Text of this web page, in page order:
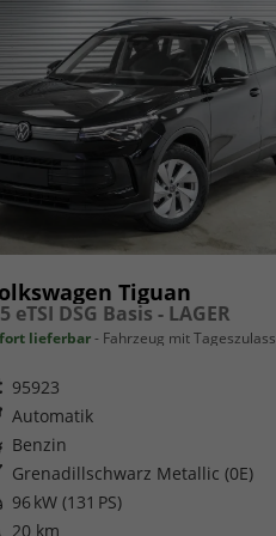
Tiguan
eTSI DSG Basis - LAGER
lieferbar Fahrzeug mit Tageszulassung
95923
Automatik
Benzin
Grenadillschwarz Metallic (0E)
96 kW (131 PS)
20 km